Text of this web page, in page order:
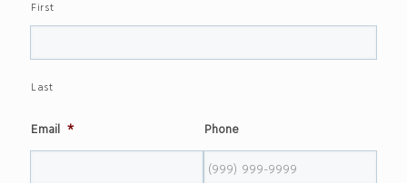
First
Last
Email * Phone